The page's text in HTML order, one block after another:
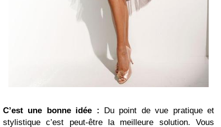
C’est une bonne idée : Du point de vue pratique et
stylistique c’est peut-être la meilleure solution. Vous